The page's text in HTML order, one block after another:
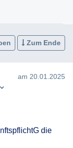
Zum Ende
am 20.01.2025
die